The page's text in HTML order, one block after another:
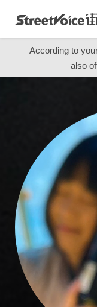
According to
also